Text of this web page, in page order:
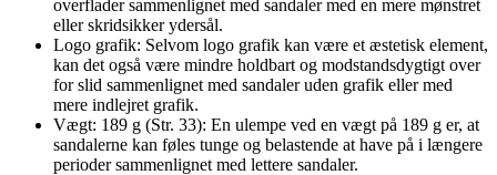
overflader sammenlignet med sandaler med en mere mønstret
eller skridsikker ydersål.
Logo grafik: Selvom logo grafik kan være et æstetisk element,
kan det også være mindre holdbart og modstandsdygtigt over
for slid sammenlignet med sandaler uden grafik eller med
mere indlejret grafik.
Vægt: 189 g (Str. 33): En ulempe ved en vægt på 189 g er, at
sandalerne kan føles tunge og belastende at have på i længere
perioder sammenlignet med lettere sandaler.